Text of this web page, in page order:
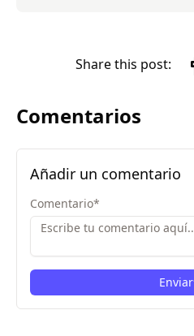
Share this post:
Comentarios
Añadir un comentario
Comentario*
Enviar